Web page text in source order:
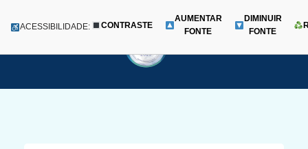
para
Menu
ACESSIBILIDADE: CONTRASTE
AUMENTAR
FONTE
DIMINUIR
FONTE